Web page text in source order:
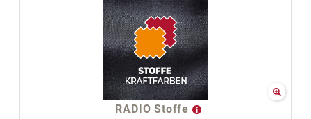
RADIO Stoffe